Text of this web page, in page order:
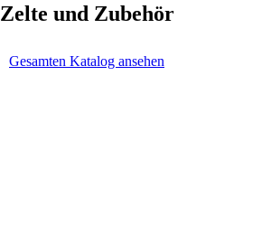
Zelte und Zubehör
Gesamten Katalog ansehen